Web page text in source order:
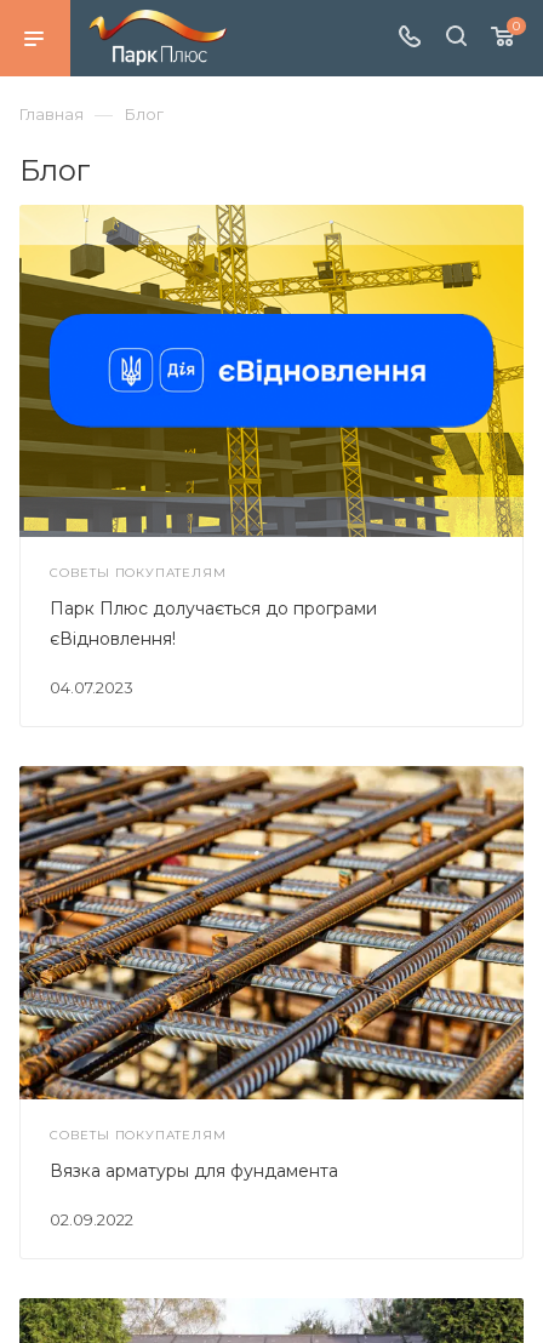
0
Главная — Блог
Блог
СОВЕТЫ ПОКУПАТЕЛЯМ
04.07.2023
Парк Плюс долучається до програми
єВідновлення!
СОВЕТЫ ПОКУПАТЕЛЯМ
02.09.2022
Вязка арматуры для фундамента